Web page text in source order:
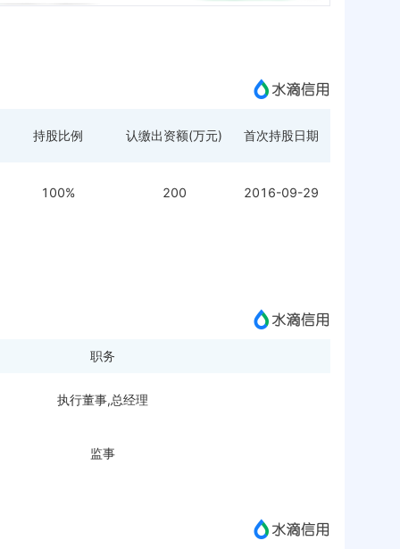
持股比例 认缴出资额(万元) 首次持股日期
100% 200 2016-09-29
职务
执行董事,总经理
监事